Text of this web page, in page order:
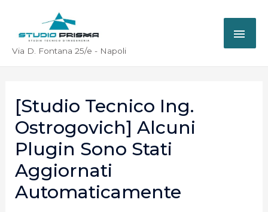
Via D. Fontana 25/e - Napoli
[Studio Tecnico Ing.
Ostrogovich] Alcuni
Plugin Sono Stati
Aggiornati
Automaticamente